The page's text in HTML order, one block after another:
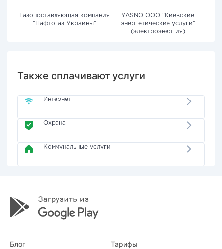
Газопоставляющая компания
"Нафтогаз Украины"
YASNO OOO "Киевские
энергетические услуги"
(электроэнергия)
Также оплачивают услуги
Интернет
Охрана
Коммунальные услуги
Блог Тарифы